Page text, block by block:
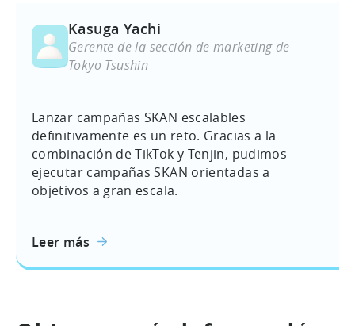
Kasuga Yachi
Gerente de la sección de marketing de
Tokyo Tsushin
Lanzar campañas SKAN escalables
definitivamente es un reto. Gracias a la
combinación de TikTok y Tenjin, pudimos
ejecutar campañas SKAN orientadas a
objetivos a gran escala.
Leer más